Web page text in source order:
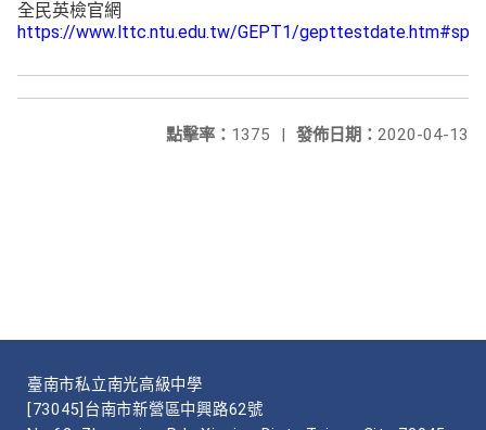
全民英檢官網
https://www.lttc.ntu.edu.tw/GEPT1/
發佈日期： 2020-04-13
點擊率： 1375 |
臺南市私立南光高級中學
[73045]台南市新營區中興路62號